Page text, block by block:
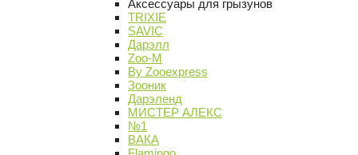
Аксессуары для грызунов
TRIXIE
SAVIC
Дарэлл
Zoo-M
By Zooexpress
Зооник
Дарэленд
МИСТЕР АЛЕКС
№1
ВАКА